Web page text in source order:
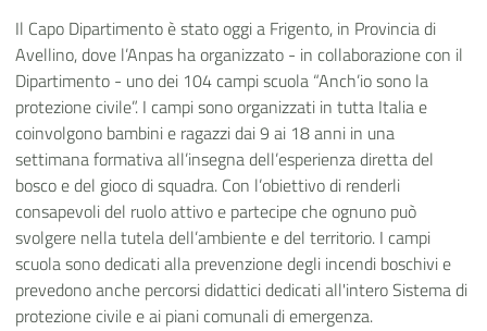
Il Capo Dipartimento è stato oggi a Frigento, in Provincia di
Avellino, dove l’Anpas ha organizzato - in collaborazione con il
Dipartimento - uno dei 104 campi scuola “Anch’io sono la
protezione civile”. I campi sono organizzati in tutta Italia e
coinvolgono bambini e ragazzi dai 9 ai 18 anni in una
settimana formativa all’insegna dell’esperienza diretta del
bosco e del gioco di squadra. Con l’obiettivo di renderli
consapevoli del ruolo attivo e partecipe che ognuno può
svolgere nella tutela dell’ambiente e del territorio. I campi
scuola sono dedicati alla prevenzione degli incendi boschivi e
prevedono anche percorsi didattici dedicati all'intero Sistema di
protezione civile e ai piani comunali di emergenza.